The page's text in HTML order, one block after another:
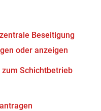
Beseitigung
oder anzeigen
Schichtbetrieb